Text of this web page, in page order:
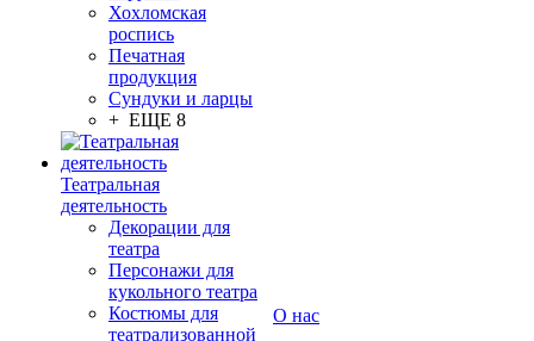
Хохломская
роспись
Печатная
продукция
Сундуки и ларцы
+ ЕЩЕ 8
Театральная
деятельность
Декорации для
театра
Персонажи для
кукольного театра
Костюмы для
театрализованной
О нас